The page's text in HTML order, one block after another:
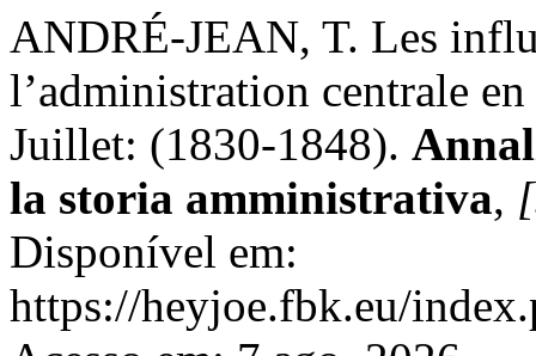
ANDRÉ-JEAN, T. Les
l’administration centrale
Juillet: (1830-1848).
la storia amministrativa,
Disponível em:
https://heyjoe.fbk.eu/